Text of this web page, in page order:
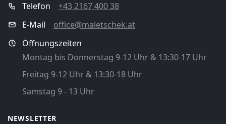
Telefon
+43 2167 400 38
E-Mail
office@maletschek.at
Öffnungszeiten
Montag bis Donnerstag 9-12 Uhr & 13:30-17 Uhr
Freitag 9-12 Uhr & 13:30-18 Uhr
Samstag 9 - 13 Uhr
NEWSLETTER